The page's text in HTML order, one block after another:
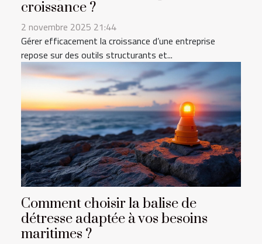
croissance ?
2 novembre 2025 21:44
Gérer efficacement la croissance d’une entreprise
repose sur des outils structurants et...
Comment choisir la balise de
détresse adaptée à vos besoins
maritimes ?